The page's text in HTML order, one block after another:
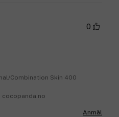
0
Combination Skin 400
cocopanda.no
Anmäl